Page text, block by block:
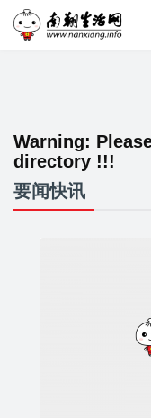
Warning:
directory !!!
要闻快讯